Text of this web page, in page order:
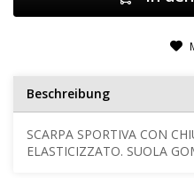
Beschreibung
SCARPA SPORTIVA CON
ELASTICIZZATO. SUOLA